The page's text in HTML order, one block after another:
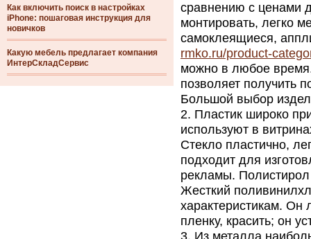
Как включить поиск в настройках
iPhone: пошаговая инструкция для
новичков
Какую мебель предлагает компания
ИнтерСкладСервис
сравнению с ценами
монтировать, легко
самоклеящиеся,
rmko.ru/product-
можно в любое
позволяет получить
Большой выбор
Пластик широко
используют в
Стекло пластично,
подходит для
рекламы. Полистирол
Жесткий
характеристикам. Он
пленку, красить; он
Из металла